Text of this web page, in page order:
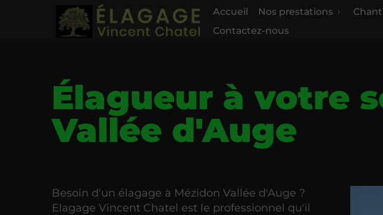
Accueil Nos prestations
Contactez-nous
Élagueur à votre
Vallée d'Auge
Besoin d'un élagage à Mézidon Vallée d'Auge ?
Elagage Vincent Chatel est le professionnel qu'il